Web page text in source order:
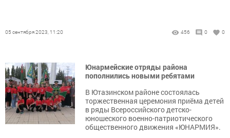
05 сентября 2023, 11:20 456 0 0
Юнармейские отряды района
пополнились новыми ребятами
В Ютазинском районе состоялась
торжественная церемония приёма детей
в ряды Всероссийского детско-
юношеского военно-патриотического
общественного движения «ЮНАРМИЯ».